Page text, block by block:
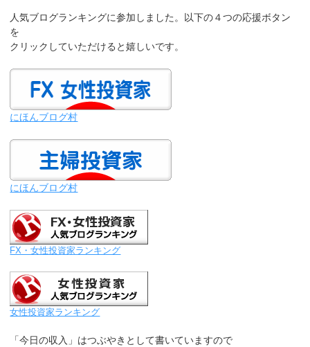
人気ブログランキングに参加しました。以下の４つの応援ボタン
を
クリックしていただけると嬉しいです。
にほんブログ村
にほんブログ村
FX・女性投資家ランキング
女性投資家ランキング
「今日の収入」はつぶやきとして書いていますので